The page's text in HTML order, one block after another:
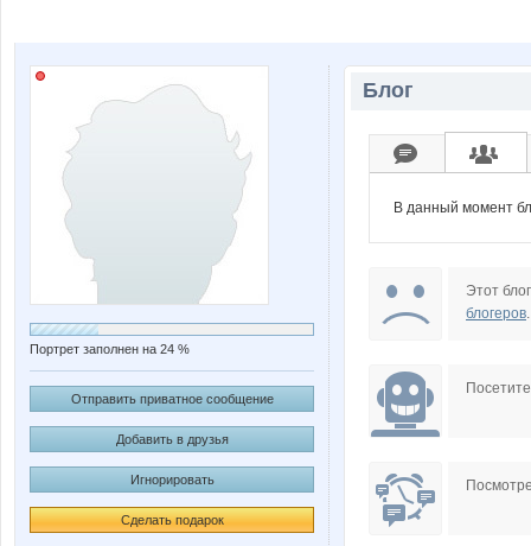
Портрет заполнен на 24 %
Отправить приватное сообщение
Добавить в друзья
Игнорировать
Сделать подарок
Блог
В данный момент
Этот
блогеров.